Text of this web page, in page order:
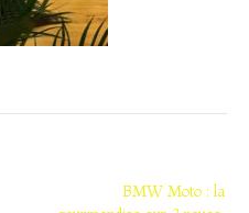
BMW Moto : la